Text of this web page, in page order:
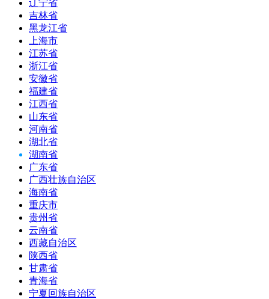
辽宁省
吉林省
黑龙江省
上海市
江苏省
浙江省
安徽省
福建省
江西省
山东省
河南省
湖北省
湖南省
广东省
广西壮族自治区
海南省
重庆市
贵州省
云南省
西藏自治区
陕西省
甘肃省
青海省
宁夏回族自治区